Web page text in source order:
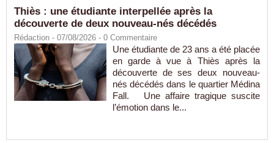
Thiès : une étudiante interpellée après la
découverte de deux nouveau-nés décédés
Rédaction - 07/08/2026 - 0 Commentaire
Une étudiante de 23 ans a été placée
en garde à vue à Thiès après la
découverte de ses deux nouveau-
nés décédés dans le quartier Médina
Fall. Une affaire tragique suscite
l’émotion dans le...